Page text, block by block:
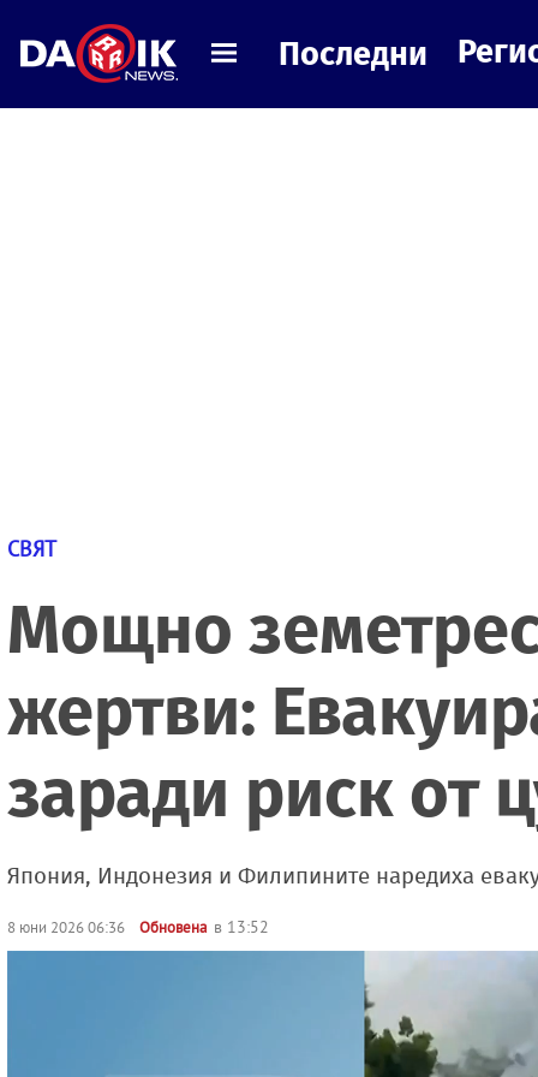
Последни
СВЯТ
Мощно
жертви:
заради риск
Япония, Индонезия и Филипините наредиха
8 юни 2026 06:36 Обновена в 13:52